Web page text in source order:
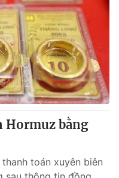
Hormuz bằng
toán xuyên biên